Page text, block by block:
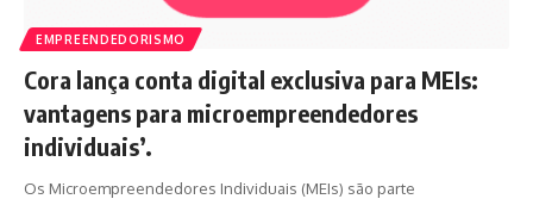
EMPREENDEDORISMO
Cora lança conta digital exclusiva para MEIs:
vantagens para microempreendedores
individuais’.
Os Microempreendedores Individuais (MEIs) são parte